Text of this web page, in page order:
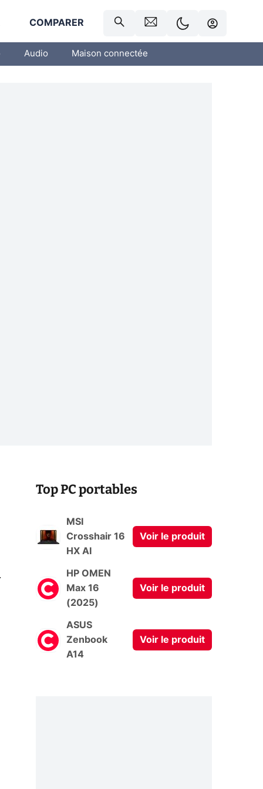
COMPARER
Audio Maison connectée
Top PC portables
MSI
Crosshair 16
HX AI
Voir le produit
HP OMEN
Max 16
(2025)
Voir le produit
ASUS
Zenbook
A14
Voir le produit